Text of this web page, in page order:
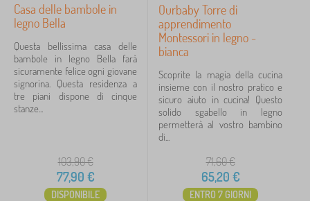
Casa delle bambole in
legno Bella
Questa bellissima casa delle
bambole in legno Bella farà
sicuramente felice ogni giovane
signorina. Questa residenza a
tre piani dispone di cinque
stanze...
103,90€
77,90 €
DISPONIBILE
Ourbaby Torre di
apprendimento
Montessori in legno -
bianca
Scoprite la magia della cucina
insieme con il nostro pratico e
sicuro aiuto in cucina! Questo
solido sgabello in legno
permetterà al vostro bambino
di...
71,60€
65,20 €
ENTRO 7 GIORNI